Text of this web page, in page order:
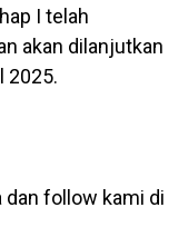
I telah
akan dilanjutkan
2025.
dan follow kami di